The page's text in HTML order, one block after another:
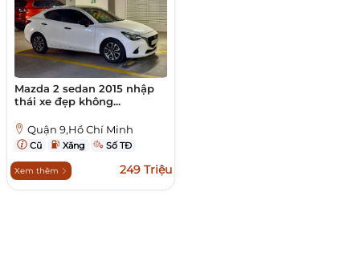
Mazda 2 sedan 2015 nhập
thái xe đẹp không...
Quận 9,Hồ Chí Minh
Cũ Xăng Số TĐ
Xem thêm 249 Triệu